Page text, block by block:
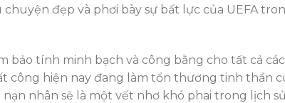
đẹp và phơi bày sự bất lực của UEFA
bảo tính minh bạch và công bằng cho tất cả các
công hiện nay đang làm tổn thương tinh thần
nhân sẽ là một vết nhơ khó phai trong lịch